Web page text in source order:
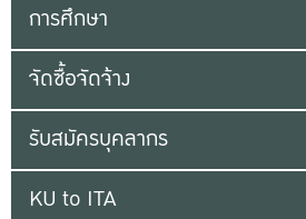
การศึกษา
จัดซื้อจัดจ้าง
รับสมัครบุคลากร
KU to ITA